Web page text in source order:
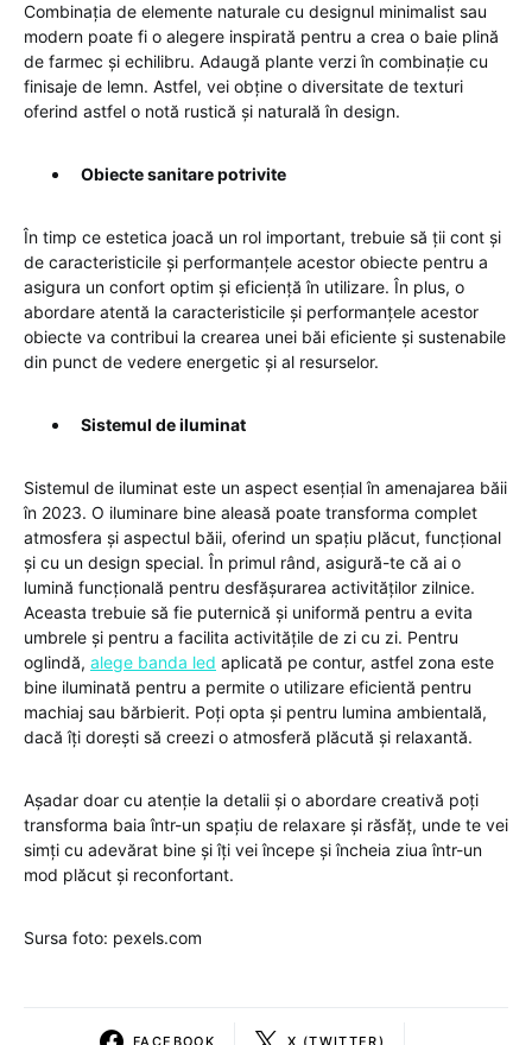
Combinația de elemente naturale cu designul minimalist sau
modern poate fi o alegere inspirată pentru a crea o baie plină
de farmec și echilibru. Adaugă plante verzi în combinație cu
finisaje de lemn. Astfel, vei obține o diversitate de texturi
oferind astfel o notă rustică și naturală în design.
Obiecte sanitare potrivite
În timp ce estetica joacă un rol important, trebuie să ții cont și
de caracteristicile și performanțele acestor obiecte pentru a
asigura un confort optim și eficiență în utilizare. În plus, o
abordare atentă la caracteristicile și performanțele acestor
obiecte va contribui la crearea unei băi eficiente și sustenabile
din punct de vedere energetic și al resurselor.
Sistemul de iluminat
Sistemul de iluminat este un aspect esențial în amenajarea băii
în 2023. O iluminare bine aleasă poate transforma complet
atmosfera și aspectul băii, oferind un spațiu plăcut, funcțional
și cu un design special. În primul rând, asigură-te că ai o
lumină funcțională pentru desfășurarea activităților zilnice.
Aceasta trebuie să fie puternică și uniformă pentru a evita
umbrele și pentru a facilita activitățile de zi cu zi. Pentru
oglindă, alege banda led aplicată pe contur, astfel zona este
bine iluminată pentru a permite o utilizare eficientă pentru
machiaj sau bărbierit. Poți opta și pentru lumina ambientală,
dacă îți dorești să creezi o atmosferă plăcută și relaxantă.
Așadar doar cu atenție la detalii și o abordare creativă poți
transforma baia într-un spațiu de relaxare și răsfăț, unde te vei
simți cu adevărat bine și îți vei începe și încheia ziua într-un
mod plăcut și reconfortant.
Sursa foto: pexels.com
FACEBOOK X (TWITTER)